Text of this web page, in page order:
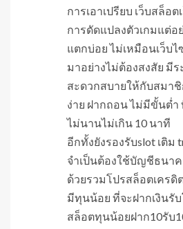
การเอาเปรียบ เว็บสล็อ
การดัดแปลงตัวเกมแต่อ
แตกบ่อย ไม่เหมือนเว็บ
มาอย่างไม่ต้องสงสัย มี
สะดวกสบายให้กับสมา
ง่าย ฝากถอน ไม่มีขั้นต่ำ
ไม่นานไม่เกิน 10 นาที
อีกทั้งยังรองรับslot เติม
จำเป็นต้องใช้บัญชีธนาค
ด้วยรวมโปรสล็อตเครดิ
มีทุนน้อย ที่จะฝากเงินรั
สล็อตทุนน้อยฝาก10รับ